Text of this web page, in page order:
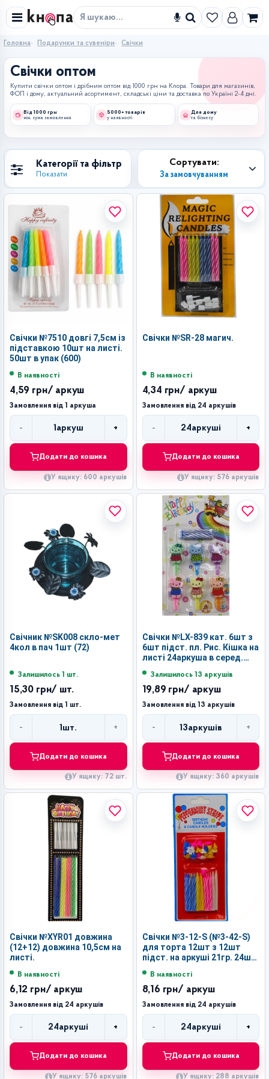
Знайти
Головна Подарунки та сувеніри Свічки
Свічки оптом
Купити свічки оптом і дрібним оптом від 1000 грн на Knopa. Товари для магазинів,
ФОП і дому, актуальний асортимент, складські ціни та доставка по Україні 2-4 дні.
Від 1000 грн
мін. сума замовлення
5000+ товарів
у наявності
Для дому
та бізнесу
Категорії та фільтр
Показати
Сортувати:
За замовчуванням
Свічки №7510 довгі 7,5см із
підставкою 10шт на листі.
50шт в упак (600)
В наявності
4,59 грн/ аркуш
Замовлення від 1 аркуша
-
Кількість
1аркуш +
Додати до кошика
У ящику: 600 аркушів
Свічки №SR-28 магич.
В наявності
4,34 грн/ аркуш
Замовлення від 24 аркушів
-
Кількість
24аркуші +
Додати до кошика
У ящику: 576 аркушів
Свічник №SK008 скло-мет
4кол в пач 1шт (72)
Залишилось 1 шт.
15,30 грн/ шт.
Замовлення від 1 шт.
- 1 шт. +
Додати до кошика
У ящику: 72 шт.
Свічки №LX-839 кат. 6шт з
6шт підст. пл. Рис. Кішка на
листі 24аркуша в серед.
Залишилось 13 аркушів
19,89 грн/ аркуш
Замовлення від 13 аркушів
-
Кількість
13аркушів +
Додати до кошика
У ящику: 360 аркушів
Свічки №XYR01 довжина
(12+12) довжина 10,5см на
листі.
В наявності
6,12 грн/ аркуш
Замовлення від 24 аркушів
-
Кількість
24аркуші +
Додати до кошика
У ящику: 576 аркушів
Свічки №3-12-S (№3-42-S)
для торта 12шт з 12шт
підст. на аркуші 21гр. 24шт
В наявності
8,16 грн/ аркуш
Замовлення від 24 аркушів
-
Кількість
24аркуші +
Додати до кошика
У ящику: 288 аркушів